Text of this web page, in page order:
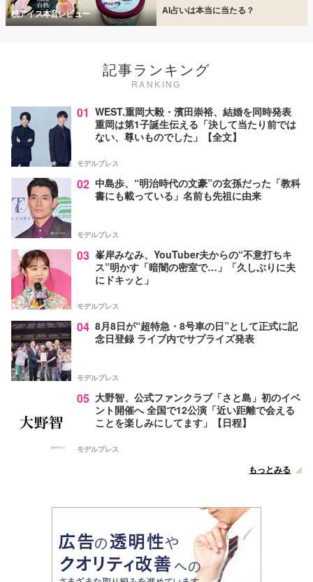
桃アイス本音レビュー AI占いは本当に当たる？
記事ランキング
RANKING
01 WEST.重岡大毅・濱田崇裕、結婚を同時発表
重岡は第1子誕生伝える「決して当たり前では
ない、尊いものでした」【全文】
モデルプレス
02 中島歩、“明治時代の文豪”の玄孫だった「教科
書にも載っている」名前も先祖に由来
モデルプレス
03 峯岸みなみ、YouTuber夫からの“不意打ちキ
ス”明かす「暗闇の密室で…」「久しぶりに夫
にドキッと」
モデルプレス
04 8月8日が“超特急・8号車の日”として正式に記
念日登録 ライブ内でサプライズ発表
モデルプレス
05 大野智、公式ファンクラブ「さと島」初のイベ
ント開催へ 全国で12公演「近い距離で会える
ことを楽しみにしてます」【日程】
モデルプレス
もっとみる